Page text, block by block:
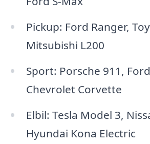
Pickup: Ford Ranger,
Mitsubishi L200
Sport: Porsche 911,
Chevrolet Corvette
Elbil: Tesla Model 3,
Hyundai Kona Electric